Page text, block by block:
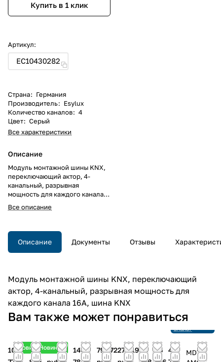
Купить в 1 клик
Артикул:
EC10430282
Страна: Германия
Производитель: Esylux
Количество каналов: 4
Цвет: Серый
Все характеристики
Описание
Модуль монтажной шины KNX,
переключающий актор, 4-
канальный, разрывная
мощность для каждого канала
16A, шина KNX
Все описание
Описание Документы Отзывы
Модуль монтажной шины KNX, переключающий
актор, 4-канальный, разрывная мощность для
каждого канала 16A, шина KNX
Вам также может понравиться
Новинка
103
Новинка
71
8 795
144
79 77227 41969
65
производства
Ссылка на
42
MDT